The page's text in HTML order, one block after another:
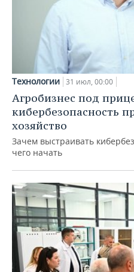
Технологии 31 июл, 00:00
Агробизнес под
кибербезопасность
хозяйство
Зачем выстраивать
чего начать